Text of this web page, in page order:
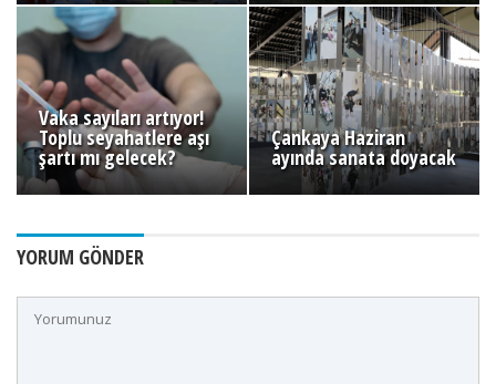
Vaka sayıları artıyor!
Toplu seyahatlere aşı
şartı mı gelecek?
Çankaya Haziran
ayında sanata doyacak
YORUM GÖNDER